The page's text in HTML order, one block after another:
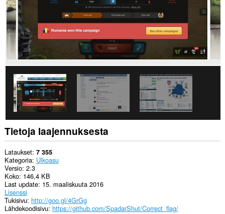
Tietoja laajennuksesta
Lataukset 7 355
Kategoria Ulkoasu
Versio 2.3
Koko 146,4 KB
Last update 15. maaliskuuta 2016
Lisenssi
Tukisivu http://goo.gl/4GrGg
Lähdekoodisivu https://github.com/SpadarShut/Correct_flag/